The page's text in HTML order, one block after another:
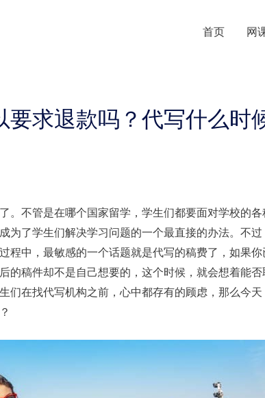
首页 网
求退款吗？代写什么时
。不管是在哪个国家留学，学生们都要面对学校的
为了学生们解决学习问题的一个最直接的办法。不
程中，最敏感的一个话题就是代写的稿费了，如果
的稿件却不是自己想要的，这个时候，就会想着能
们在找代写机构之前，心中都存有的顾虑，那么今